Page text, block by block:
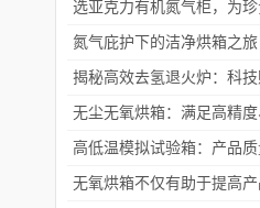
氮气庇护下的洁净烘箱之旅